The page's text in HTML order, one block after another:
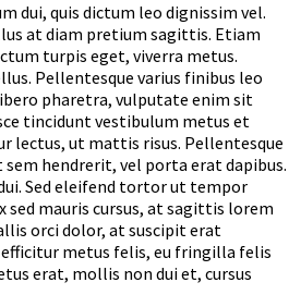
dui, quis dictum leo dignissim vel.
at diam pretium sagittis. Etiam
turpis eget, viverra metus.
Pellentesque varius finibus leo
pharetra, vulputate enim sit
tincidunt vestibulum metus et
lectus, ut mattis risus. Pellentesque
hendrerit, vel porta erat dapibus.
Sed eleifend tortor ut tempor
sed mauris cursus, at sagittis lorem
orci dolor, at suscipit erat
metus felis, eu fringilla felis
erat, mollis non dui et, cursus